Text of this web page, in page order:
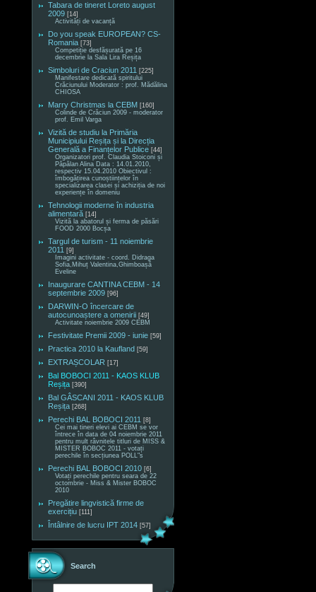
Tabara de tineret Loreto august
2009 [14]
Activități de vacanță
Do you speak EUROPEAN? CS-
Romania [73]
Competiție desfășurată pe 16
decembrie la Sala Lira Reșița
Simboluri de Craciun 2011 [225]
Manifestare dedicată spiritului
Crăciunului Moderator : prof. Mădălina
CHIOSA
Marry Christmas la CEBM [160]
Colinde de Crăciun 2009 - moderator
prof. Emil Varga
Vizită de studiu la Primăria
Municipiului Reșița și la Direcția
Generală a Finanțelor Publice [44]
Organizatori prof. Claudia Stoiconi și
Păpălan Alina Data : 14.01.2010,
respectiv 15.04.2010 Obiectivul :
îmbogățirea cunoștiințelor în
specializarea clasei și achiziția de noi
experiențe în domeniu
Tehnologii moderne în industria
alimentară [14]
Vizită la abatorul și ferma de păsări
FOOD 2000 Bocșa
Targul de turism - 11 noiembrie
2011 [9]
Imagini activitate - coord. Didraga
Sofia,Mihuț Valentina,Ghimboașă
Eveline
Inaugurare CANTINA CEBM - 14
septembrie 2009 [96]
DARWIN-O încercare de
autocunoaștere a omenirii [49]
Activitate noiembrie 2009 CEBM
Festivitate Premii 2009 - iunie [59]
Practica 2010 la Kaufland [59]
EXTRAȘCOLAR [17]
Bal BOBOCI 2011 - KAOS KLUB
Reșița [390]
Bal GÂSCANI 2011 - KAOS KLUB
Reșița [268]
Perechi BAL BOBOCI 2011 [8]
Cei mai tineri elevi ai CEBM se vor
întrece în data de 04 noiembrie 2011
pentru mult râvnitele titluri de MISS &
MISTER BOBOC 2011 - votați
perechile în secțiunea POLL"s
Perechi BAL BOBOCI 2010 [6]
Votați perechile pentru seara de 22
octombrie - Miss & Mister BOBOC
2010
Pregătire lingvistică firme de
exercițiu [111]
Întâlnire de lucru IPT 2014 [57]
Search